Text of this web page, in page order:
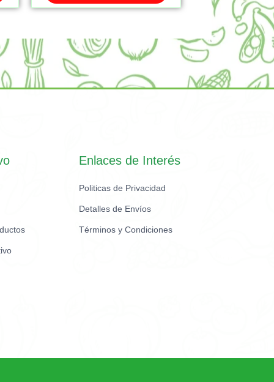
Enlaces de Interés
Politicas de Privacidad
Detalles de Envíos
Términos y Condiciones